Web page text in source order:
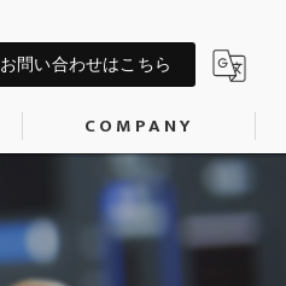
お問い合わせはこちら
キャスティング
COMPANY
会社概要